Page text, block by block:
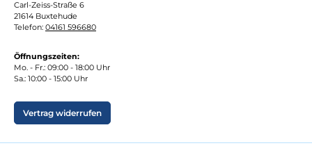
Carl-Zeiss-Straße 6
21614 Buxtehude
Telefon: 04161 596680
Öffnungszeiten:
Mo. - Fr.: 09:00 - 18:00 Uhr
Sa.: 10:00 - 15:00 Uhr
Vertrag widerrufen